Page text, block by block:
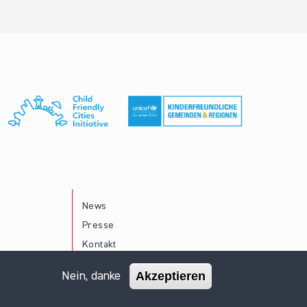
News
Presse
Kontakt
Impressum Datenschutz
Nein, danke Akzeptieren